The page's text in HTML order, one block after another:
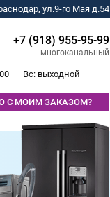
ул.9-го Мая д.54
+7 (918) 955-95-99
многоканальный
Вс: выходной
С МОИМ ЗАКАЗОМ?